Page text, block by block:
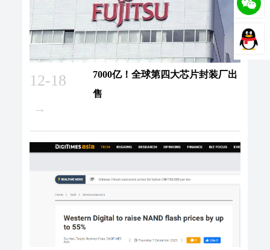
12-18
→
7000亿！全球第四大芯片封装厂出
售